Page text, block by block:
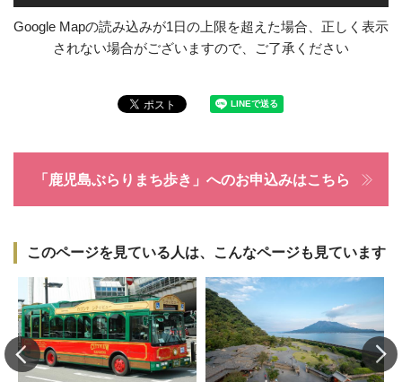
Google Mapの読み込みが1日の上限を超えた場合、正しく表示
されない場合がございますので、ご了承ください
「鹿児島ぶらりまち歩き」へのお申込みはこちら
このページを見ている人は、こんなページも見ています